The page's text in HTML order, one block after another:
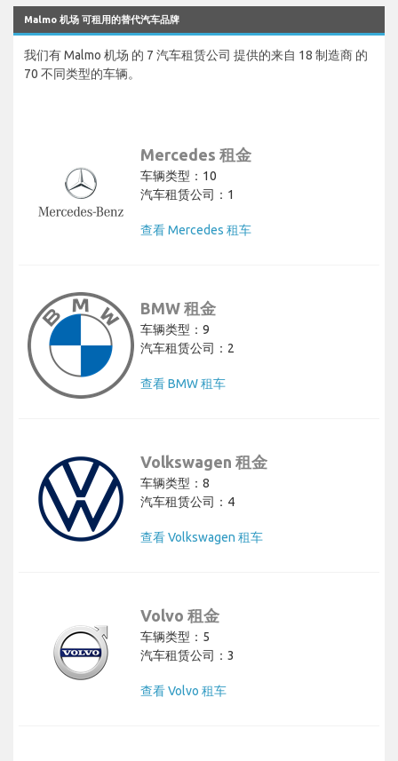
Malmo 机场 可租用的替代汽车品牌
我们有 Malmo 机场 的 7 汽车租赁公司 提供的来自 18 制造商 的
70 不同类型的车辆。
Mercedes 租金
车辆类型：10
汽车租赁公司：1
查看 Mercedes 租车
BMW 租金
车辆类型：9
汽车租赁公司：2
查看 BMW 租车
Volkswagen 租金
车辆类型：8
汽车租赁公司：4
查看 Volkswagen 租车
Volvo 租金
车辆类型：5
汽车租赁公司：3
查看 Volvo 租车